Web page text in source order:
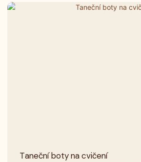
Taneční boty na cvičení